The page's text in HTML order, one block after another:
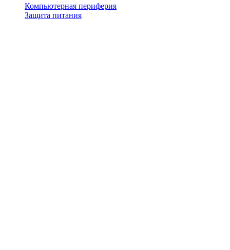
Компьютерная периферия
Защита питания